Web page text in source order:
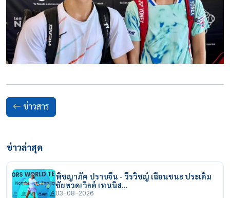
ข่าวสาร
ข่าวล่าสุด
พิชญาภัค ปราบจีน - วีรวิชญ์ เฉือนชนะ ประเดิม
ชัยหวดเวิลด์ เทนนิส…
03-08-2026